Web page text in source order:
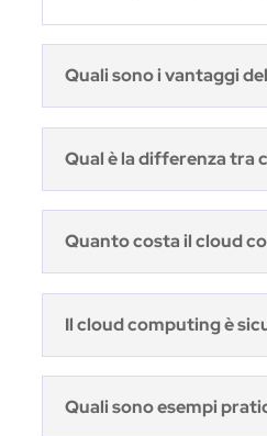
Quali sono i vantaggi
Qual è la differenza tra
Quanto costa il cloud
Il cloud computing è
Quali sono esempi